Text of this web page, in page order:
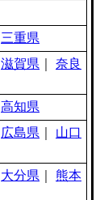
三重県
滋賀県
奈良
高知県
広島県
山口
大分県
熊本